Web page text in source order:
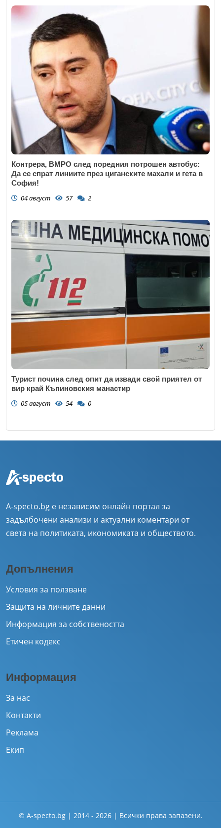
Контрера, ВМРО след поредния потрошен автобус:
Да се спрат линиите през циганските махали и гета в
София!
04 август 57 2
Турист почина след опит да извади свой приятел от
вир край Къпиновския манастир
05 август 54 0
A-specto.bg е независим онлайн портал за
задълбочени анализи и актуални коментари от
света на политиката, икономиката и обществото.
Допълнения
Условия за ползване
Защита на личните данни
Информация за собствеността
Етичен кодекс
Информация
За нас
Контакти
Реклама
Екип
© A-specto.bg | 2014 - 2026 | Всички права запазени.